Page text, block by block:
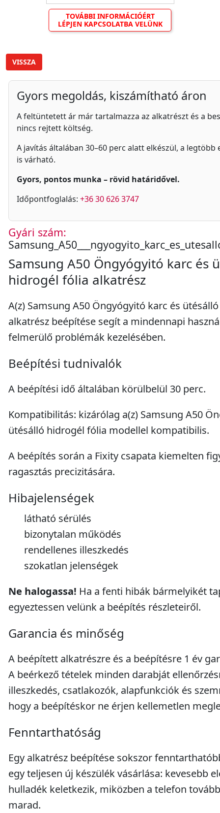
TOVÁBBI INFORMÁCIÓÉRT
LÉPJEN KAPCSOLATBA VELÜNK
VISSZA
Gyors megoldás, kiszámítható áron
A feltüntetett ár már tartalmazza az alkatrészt és a
nincs rejtett költség.
A javítás általában 30–60 perc alatt elkészül, a legtöbb
is várható.
Gyors, pontos munka – rövid határidővel.
Időpontfoglalás: +36 30 626 3747
Gyári szám:
Samsung A50 Öngyógyitó karc és
hidrogél fólia alkatrész
A(z) Samsung A50 Öngyógyitó karc és
alkatrész beépítése segít a mindennapi
felmerülő problémák kezelésében.
Beépítési tudnivalók
A beépítési idő általában körülbelül 30 perc.
Kompatibilitás: kizárólag a(z) Samsung A50
ütésálló hidrogél fólia modellel kompatibilis.
A beépítés során a Fixity csapata kiemelten
ragasztás precizitására.
Hibajelenségek
látható sérülés
bizonytalan működés
rendellenes illeszkedés
szokatlan jelenségek
Ne halogassa! Ha a fenti hibák bármelyikét
egyeztessen velünk a beépítés részleteiről.
Garancia és minőség
A beépített alkatrészre és a beépítésre 1 év
A beérkező tételek minden darabját
illeszkedés, csatlakozók, alapfunkciók és
hogy a beépítéskor ne érjen kellemetlen
Fenntarthatóság
Egy alkatrész beépítése sokszor
egy teljesen új készülék vásárlása: kevesebb
hulladék keletkezik, miközben a telefon
marad.